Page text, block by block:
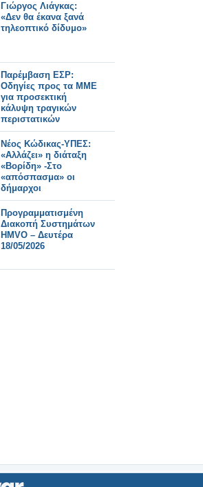
Γιώργος Λιάγκας:
«Δεν θα έκανα ξανά
τηλεοπτικό δίδυμο»
Παρέμβαση ΕΣΡ:
Οδηγίες προς τα ΜΜΕ
για προσεκτική
κάλυψη τραγικών
περιστατικών
Νέος Κώδικας-ΥΠΕΣ:
«Αλλάζει» η διάταξη
«Βορίδη» -Στο
«απόσπασμα» οι
δήμαρχοι
Προγραμματισμένη
Διακοπή Συστημάτων
HMVO – Δευτέρα
18/05/2026